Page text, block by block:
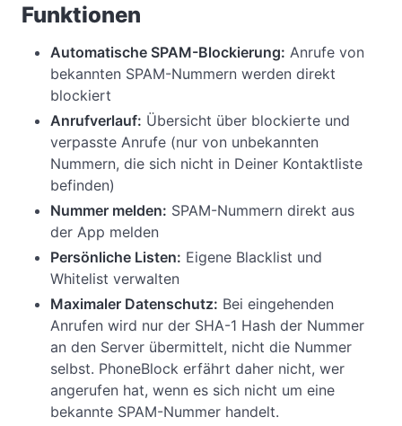
Funktionen
Automatische SPAM-Blockierung: Anrufe von
bekannten SPAM-Nummern werden direkt
blockiert
Anrufverlauf: Übersicht über blockierte und
verpasste Anrufe (nur von unbekannten
Nummern, die sich nicht in Deiner Kontaktliste
befinden)
Nummer melden: SPAM-Nummern direkt aus
der App melden
Persönliche Listen: Eigene Blacklist und
Whitelist verwalten
Maximaler Datenschutz: Bei eingehenden
Anrufen wird nur der SHA-1 Hash der Nummer
an den Server übermittelt, nicht die Nummer
selbst. PhoneBlock erfährt daher nicht, wer
angerufen hat, wenn es sich nicht um eine
bekannte SPAM-Nummer handelt.